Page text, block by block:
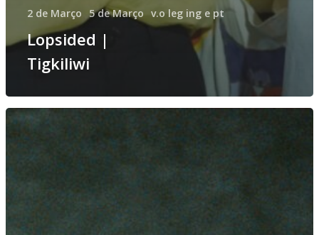
2 de Março
5 de Março v.o leg ing e pt
Lopsided |
Tigkiliwi